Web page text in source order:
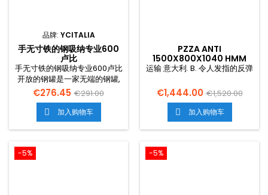
品牌: YCITALIA
手无寸铁的钢吸纳专业600
卢比
手无寸铁的钢吸纳专业600卢比
开放的钢罐是一家无端的钢罐,
然后是后方银行。.露天感钢盔
不锈钢接着发言。.露天感a 管
道 大赦国际的上层有304个小
钢在Scotch B仪式外面。.手无
寸铁的钢矿 下层大陆架带宽。.
€276.45 €291.00
 加入购物车
PZZA ANTI
1500X800X1040 HMM
运输 意大利. B. 令人发指的反弹
€1,444.00 €1,520.00
 加入购物车
-5% -5%